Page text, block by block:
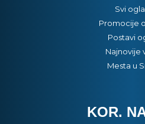
Svi
Promocije
Postavi
Najnovije
Mesta u
KOR.